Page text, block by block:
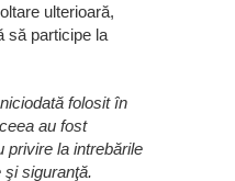
ulterioară,
să participe la
folosit în
au fost
privire la intrebările
şi siguranţă.